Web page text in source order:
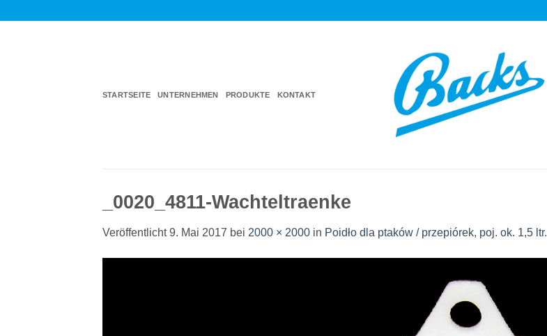
STARTSEITE UNTERNEHMEN PRODUKTE KONTAKT
_0020_4811-Wachteltraenke
Veröffentlicht9. Mai 2017 bei 2000 × 2000 in Poidło dla ptaków / przepiórek, poj. ok. 1,5 ltr.